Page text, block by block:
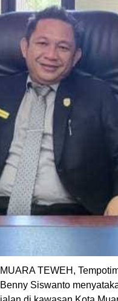
MUARA TEWEH,
Benny Siswanto